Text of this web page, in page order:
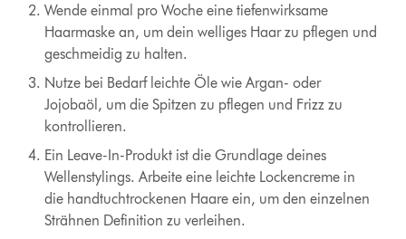
Wende einmal pro Woche eine tiefenwirksame
Haarmaske an, um dein welliges Haar zu pflegen und
geschmeidig zu halten.
Nutze bei Bedarf leichte Öle wie Argan- oder
Jojobaöl, um die Spitzen zu pflegen und Frizz zu
kontrollieren.
Ein Leave-In-Produkt ist die Grundlage deines
Wellenstylings. Arbeite eine leichte Lockencreme in
die handtuchtrockenen Haare ein, um den einzelnen
Strähnen Definition zu verleihen.